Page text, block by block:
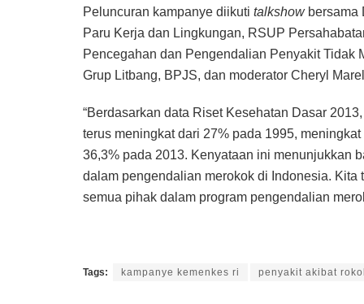
Peluncuran kampanye diikuti talkshowbersama
Paru Kerja dan Lingkungan, RSUP
Pencegahan dan Pengendalian Penyakit Tidak
Grup Litbang, BPJS, dan moderator Cheryl
“Berdasarkan data Riset Kesehatan Dasar
terus meningkat dari 27% pada 1995,
36,3% pada 2013. Kenyataan ini menunjukkan
dalam pengendalian merokok di Indonesia.
semua pihak dalam program pengendalian
Tags: kampanye kemenkes ri penyakit akibat